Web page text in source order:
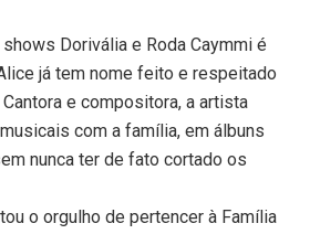
Dorivália e Roda Caymmi é
já tem nome feito e respeitado
e compositora, a artista
com a família, em álbuns
nunca ter de fato cortado os
o orgulho de pertencer à Família